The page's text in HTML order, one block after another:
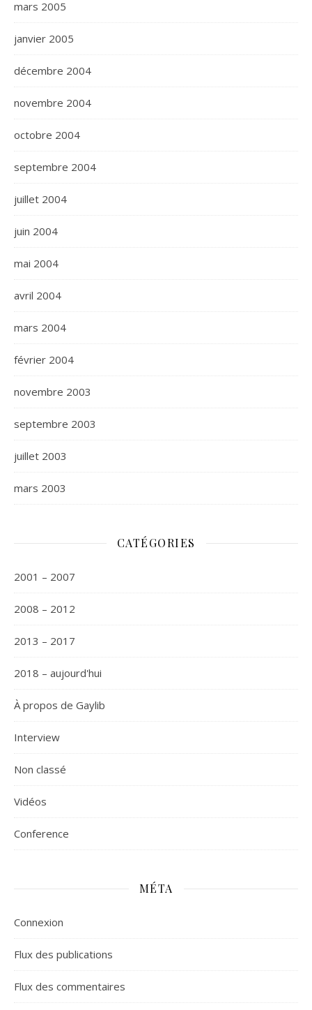
mars 2005
janvier 2005
décembre 2004
novembre 2004
octobre 2004
septembre 2004
juillet 2004
juin 2004
mai 2004
avril 2004
mars 2004
février 2004
novembre 2003
septembre 2003
juillet 2003
mars 2003
CATÉGORIES
2001 – 2007
2008 – 2012
2013 – 2017
2018 – aujourd'hui
À propos de Gaylib
Interview
Non classé
Vidéos
Сonference
MÉTA
Connexion
Flux des publications
Flux des commentaires